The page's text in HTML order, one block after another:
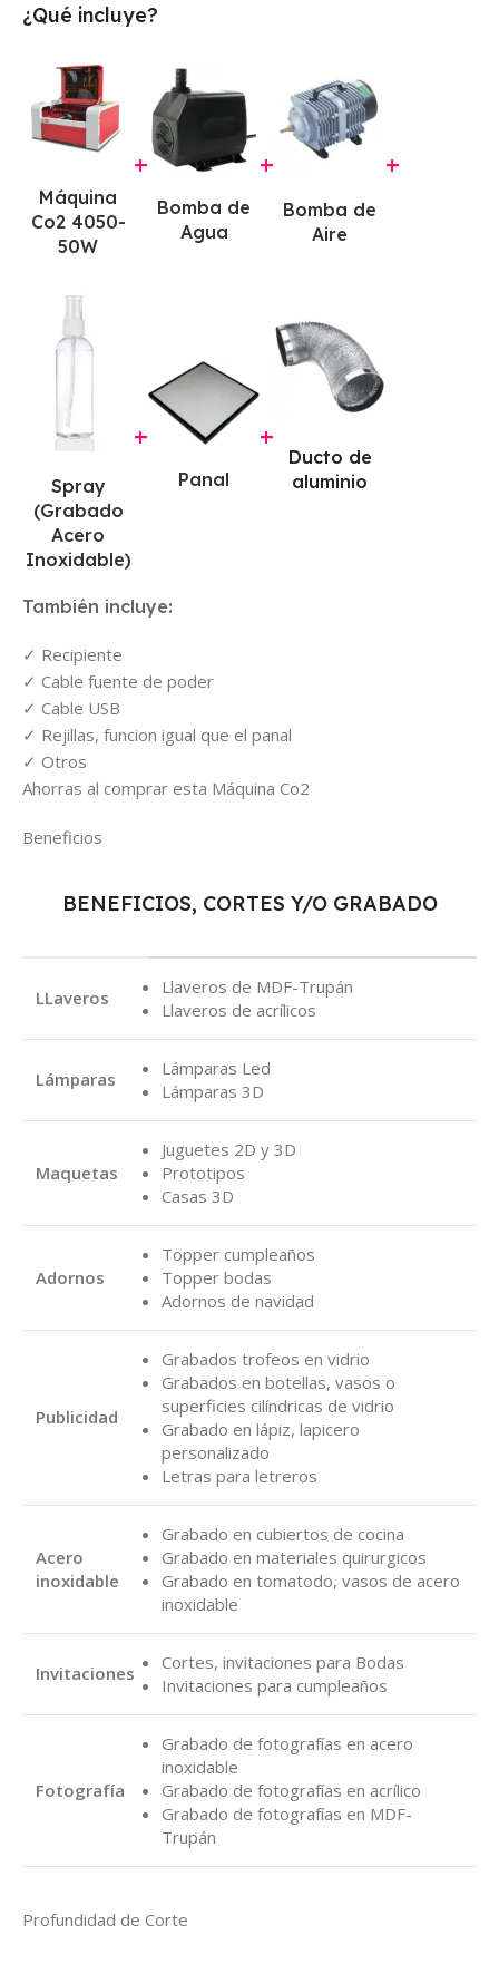
¿Qué incluye?
Máquina
Co2 4050-
50W
+
Bomba de
Agua
+
Bomba de
Aire
+
Spray
(Grabado
Acero
Inoxidable)
+
Panal
+
Ducto de
aluminio
También incluye:
Recipiente
Cable fuente de poder
Cable USB
Rejillas, funcion igual que el panal
Otros
Ahorras al comprar esta Máquina Co2
Beneficios
BENEFICIOS, CORTES Y/O GRABADO
LLaveros
Llaveros de MDF-Trupán
Llaveros de acrílicos
Lámparas
Lámparas Led
Lámparas 3D
Maquetas
Juguetes 2D y 3D
Prototipos
Casas 3D
Adornos
Topper cumpleaños
Topper bodas
Adornos de navidad
Publicidad
Grabados trofeos en vidrio
Grabados en botellas, vasos o
superficies cilíndricas de vidrio
Grabado en lápiz, lapicero
personalizado
Letras para letreros
Acero
inoxidable
Grabado en cubiertos de cocina
Grabado en materiales quirurgicos
Grabado en tomatodo, vasos de acero
inoxidable
Invitaciones
Cortes, invitaciones para Bodas
Invitaciones para cumpleaños
Fotografía
Grabado de fotografías en acero
inoxidable
Grabado de fotografías en acrílico
Grabado de fotografías en MDF-
Trupán
Profundidad de Corte